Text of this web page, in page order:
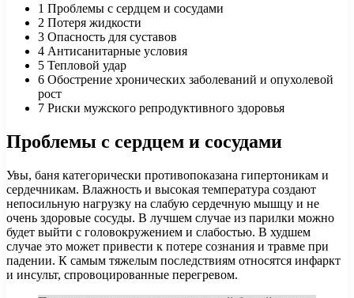
1 Проблемы с сердцем и сосудами
2 Потеря жидкости
3 Опасность для суставов
4 Антисанитарные условия
5 Тепловой удар
6 Обострение хронических заболеваний и опухолевой
рост
7 Риски мужского репродуктивного здоровья
Проблемы с сердцем и сосудами
Увы, баня категорически противопоказана гипертоникам и
сердечникам. Влажность и высокая температура создают
непосильную нагрузку на слабую сердечную мышцу и не
очень здоровые сосуды. В лучшем случае из парилки можно
будет выйти с головокружением и слабостью. В худшем
случае это может привести к потере сознания и травме при
падении. К самым тяжелым последствиям относятся инфаркт
и инсульт, спровоцированные перегревом.